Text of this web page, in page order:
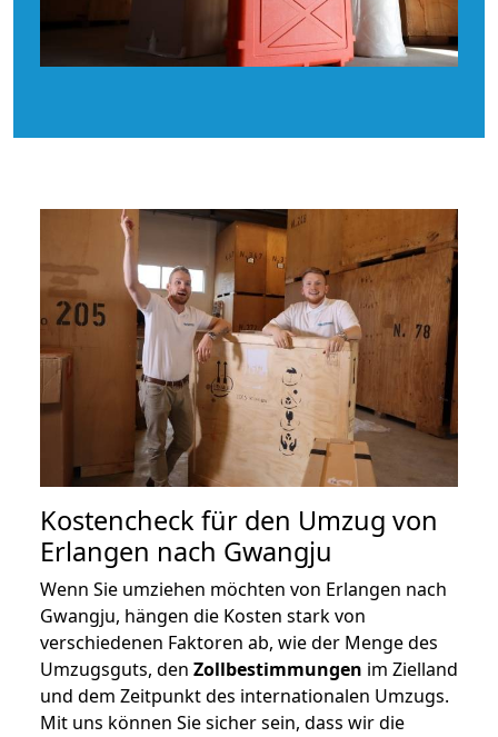
Kostencheck für den Umzug von
Erlangen nach Gwangju
Wenn Sie umziehen möchten von Erlangen nach
Gwangju, hängen die Kosten stark von
verschiedenen Faktoren ab, wie der Menge des
Umzugsguts, den Zollbestimmungen im Zielland
und dem Zeitpunkt des internationalen Umzugs.
Mit uns können Sie sicher sein, dass wir die